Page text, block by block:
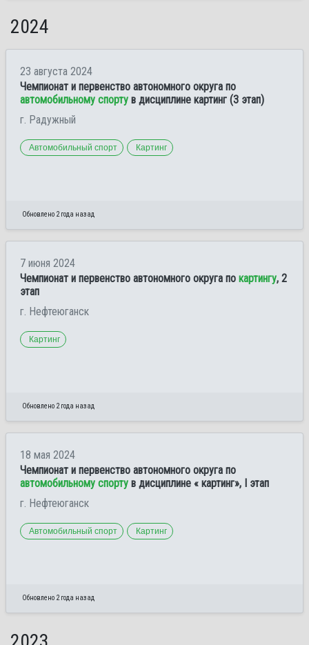
2024
23 августа 2024
Чемпионат и первенство автономного округа по
автомобильному спорту в дисциплине картинг (3 этап)
г. Радужный
Автомобильный спорт Картинг
Обновлено 2 года назад
7 июня 2024
Чемпионат и первенство автономного округа по картингу, 2
этап
г. Нефтеюганск
Картинг
Обновлено 2 года назад
18 мая 2024
Чемпионат и первенство автономного округа по
автомобильному спорту в дисциплине « картинг», I этап
г. Нефтеюганск
Автомобильный спорт Картинг
Обновлено 2 года назад